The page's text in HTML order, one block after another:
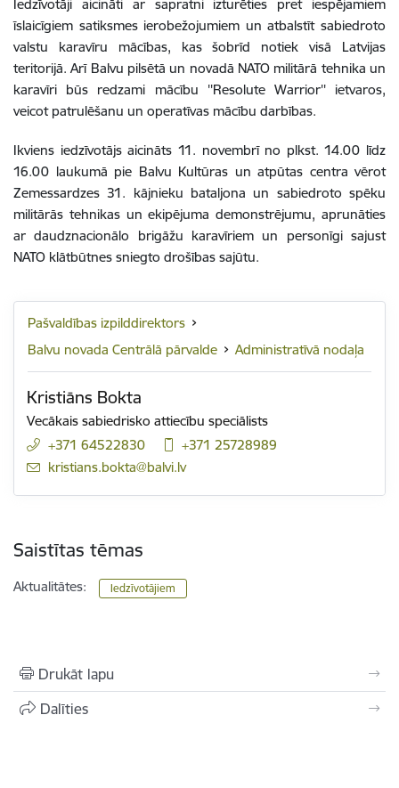
Iedzīvotāji aicināti ar sapratni izturēties pret iespējamiem
īslaicīgiem satiksmes ierobežojumiem un atbalstīt sabiedroto
valstu karavīru mācības, kas šobrīd notiek visā Latvijas
teritorijā. Arī Balvu pilsētā un novadā NATO militārā tehnika un
karavīri būs redzami mācību ''Resolute Warrior'' ietvaros,
veicot patrulēšanu un operatīvas mācību darbības.
Ikviens iedzīvotājs aicināts 11. novembrī no plkst. 14.00 līdz
16.00 laukumā pie Balvu Kultūras un atpūtas centra vērot
Zemessardzes 31. kājnieku bataljona un sabiedroto spēku
militārās tehnikas un ekipējuma demonstrējumu, aprunāties
ar daudznacionālo brigāžu karavīriem un personīgi sajust
NATO klātbūtnes sniegto drošības sajūtu.
Pašvaldības izpilddirektors
Balvu novada Centrālā pārvalde
Administratīvā nodaļa
Kristiāns Bokta
Vecākais sabiedrisko attiecību speciālists
+371 64522830
+371 25728989
E-pasts:
kristians.bokta@balvi.lv
Saistītas tēmas
Aktualitātes: Iedzīvotājiem
Drukāt lapu
Dalīties